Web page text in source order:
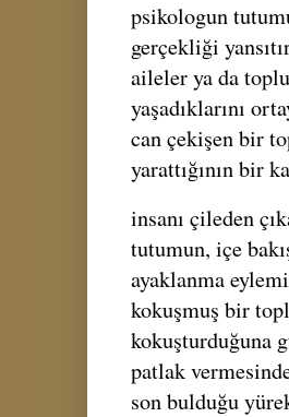
psikologun
gerçekliği
aileler ya da
yaşadıklarını
can çekişen bir
yarattığının bir
insanı çileden
tutumun, içe
ayaklanma
kokuşmuş bir
kokuşturduğuna
patlak
son bulduğu